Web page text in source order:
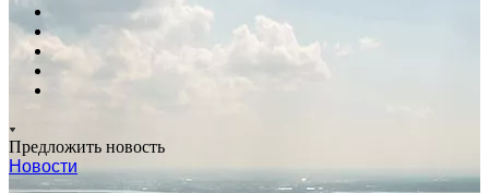
Предложить новость
Новости